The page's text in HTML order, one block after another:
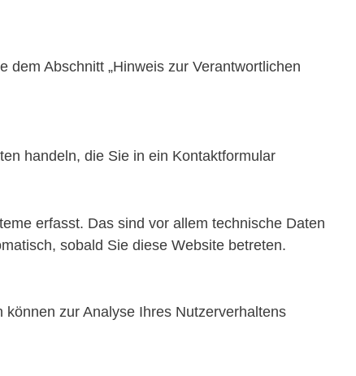
Abschnitt „Hinweis zur Verantwortlichen
handeln, die Sie in ein Kontaktformular
erfasst. Das sind vor allem technische Daten
sobald Sie diese Website betreten.
zur Analyse Ihres Nutzerverhaltens